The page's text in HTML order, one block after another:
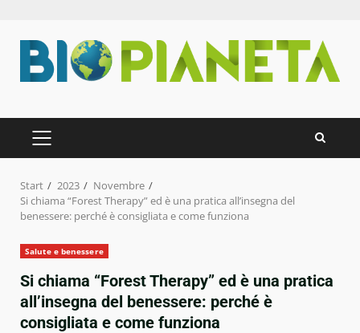
Inhalt
springen
PRIMÄRES
MENÜ
Start 2023
Novembre
Si chiama “Forest Therapy” ed è una pratica all’insegna del
benessere: perché è consigliata e come funziona
Salute e benessere
Si chiama “Forest Therapy” ed è una pratica
all’insegna del benessere: perché è
consigliata e come funziona